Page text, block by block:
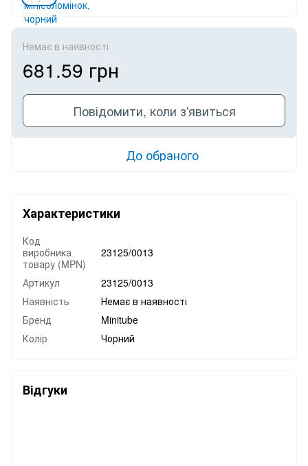
Немає в наявності
681.59 грн
Повідомити, коли з'явиться
До обраного
Характеристики
Код
виробника
товару (MPN)
23125/0013
Артикул
23125/0013
Наявність
Немає в наявності
Бренд
Minitube
Колір
Чорний
Відгуки